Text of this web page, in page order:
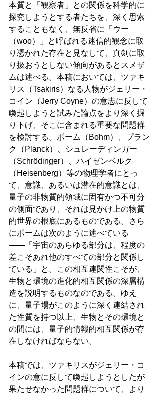
本質と「観察者」との関係を科学的に
探究しようとする者たちを、深く思索
することもなく、無反省に「ウー
（woo）」と呼ばれる迷信的観念に取
り憑かれた存在と見なして、真剣に取
り扱おうとしない傾向があるとスメザ
ムは述べる。本稿においては、ツァキ
リス（Tsakiris）なる人物がジェリー・
コイン（Jerry Coyne）の意志に反して
喚起しようと試みた論点をより深く掘
り下げ、そこに含まれる重要な問題群
を検討する。ボーム（Bohm）、プラン
ク（Planck）、シュレーディンガー
（Schrödinger）、ハイゼンベルク
（Heisenberg）等の物理学者にとっ
て、意識、あるいは潜在的意識とは、
量子の非物質的領域に固有かつ不可分
の側面であり、それは見かけ上の物質
的世界の根底にあるものである。さら
にボームは次のように述べている
――「宇宙のあらゆる部分は、程度の
差こそあれ他のすべての部分と関係し
ている」と。この相互連関性こそが、
生物と環境の進化的相互関係の深層構
造を説明するものなのである。ゆえ
に、量子場がこのように深く連結され
た性質を持つ以上、生物とその環境と
の間には、量子的情報的相互関係が存
在しなければならない。
本稿では、ツァキリスがジェリー・コ
インの意に反して喚起しようとしたが
果たせなかった問題群について、より